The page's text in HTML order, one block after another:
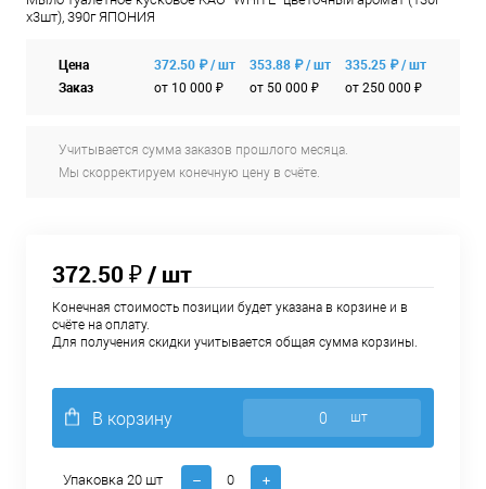
х3шт), 390г ЯПОНИЯ
Цена
Заказ
372.50 ₽ / шт
от 10 000 ₽
353.88 ₽ / шт
от 50 000 ₽
335.25 ₽ / шт
от 250 000 ₽
Учитывается сумма заказов прошлого месяца.
Мы скорректируем конечную цену в счёте.
372.50 ₽/ шт
Конечная стоимость позиции будет указана в корзине и в
счёте на оплату.
Для получения скидки учитывается общая сумма корзины.
В корзину шт
Упаковка 20 шт